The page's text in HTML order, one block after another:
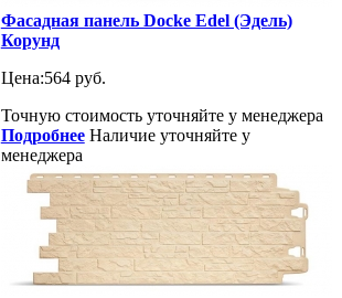
Фасадная панель Docke Edel (Эдель)
Корунд
Цена:564 руб.
Точную стоимость уточняйте у менеджера
Подробнее Наличие уточняйте у
менеджера